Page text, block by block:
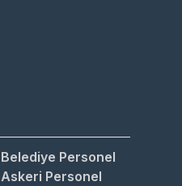
Belediye Personel
Askeri Personel